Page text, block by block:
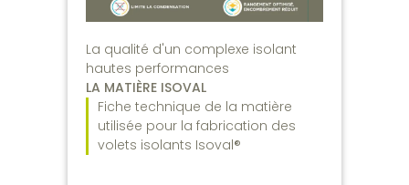
La qualité d'un complexe isolant
hautes performances
LA MATIÈRE ISOVAL
Fiche technique de la matière
utilisée pour la fabrication des
volets isolants Isoval®